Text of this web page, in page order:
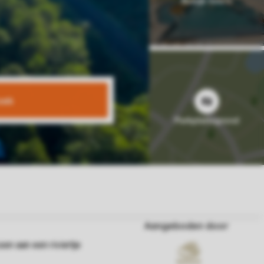
Aangeboden door